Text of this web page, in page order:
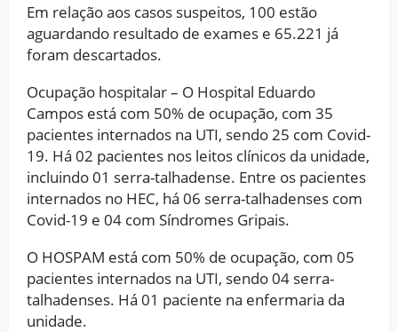
Em relação aos casos suspeitos, 100 estão
aguardando resultado de exames e 65.221 já
foram descartados.
Ocupação hospitalar – O Hospital Eduardo
Campos está com 50% de ocupação, com 35
pacientes internados na UTI, sendo 25 com Covid-
19. Há 02 pacientes nos leitos clínicos da unidade,
incluindo 01 serra-talhadense. Entre os pacientes
internados no HEC, há 06 serra-talhadenses com
Covid-19 e 04 com Síndromes Gripais.
O HOSPAM está com 50% de ocupação, com 05
pacientes internados na UTI, sendo 04 serra-
talhadenses. Há 01 paciente na enfermaria da
unidade.